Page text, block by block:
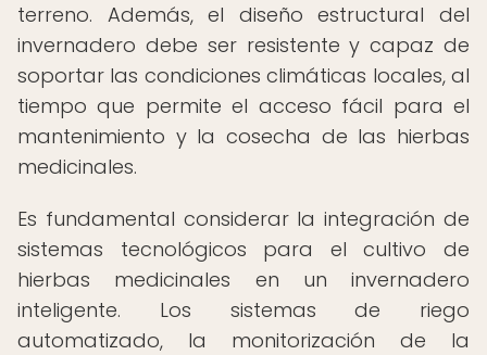
terreno. Además, el diseño estructural del
invernadero debe ser resistente y capaz de
soportar las condiciones climáticas locales, al
tiempo que permite el acceso fácil para el
mantenimiento y la cosecha de las hierbas
medicinales.
Es fundamental considerar la integración de
sistemas tecnológicos para el cultivo de
hierbas medicinales en un invernadero
inteligente. Los sistemas de riego
automatizado, la monitorización de la